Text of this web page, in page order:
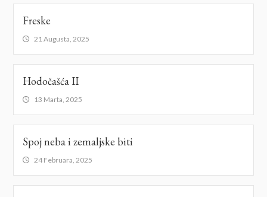
Freske
21 Augusta, 2025
Hodočašća II
13 Marta, 2025
Spoj neba i zemaljske biti
24 Februara, 2025